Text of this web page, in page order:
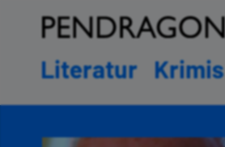
Literatur Krimis